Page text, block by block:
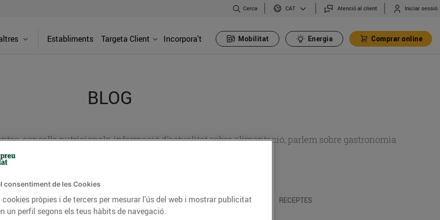
Cerca CAT Atenció al client Iniciar sessió
Establiments Targeta Client Incorpora't Mobilitat Energia Comprar online
BLOG
consells nutricionals, informació d’actualitat sobre alimentació, parlem sobre gastronomia
CONSELLS I HÀBITS SALUDABLES ENERGIA GASTRONOMIA I TRADICIONS RECEPTES
consentiment de les Cookies
pròpies i de tercers per mesurar l’ús del web i mostrar publicitat
un perfil segons els teus hàbits de navegació.